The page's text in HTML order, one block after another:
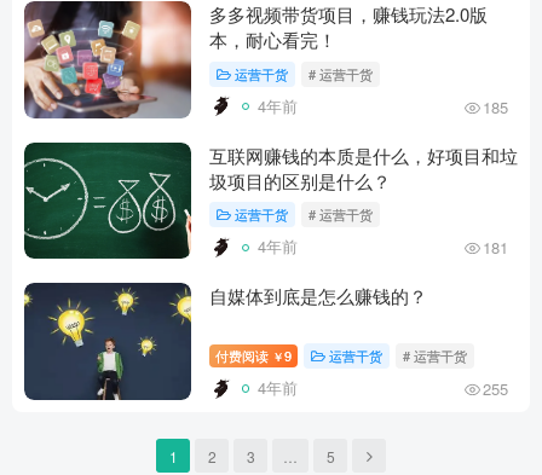
多多视频带货项目，赚钱玩法2.0版
本，耐心看完！
运营干货 # 运营干货
4年前 185
互联网赚钱的本质是什么，好项目和垃
圾项目的区别是什么？
运营干货 # 运营干货
4年前 181
自媒体到底是怎么赚钱的？
付费阅读 ￥9 运营干货 # 运营干货
4年前 255
1 2 3 5